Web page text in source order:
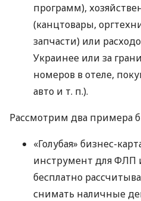
программ),
(канцтовары,
запчасти) или
Украинее или за
номеров в отеле,
авто и т. п.).
Рассмотрим два примера
«Голубая» бизнес-
инструмент для
бесплатно
снимать наличные